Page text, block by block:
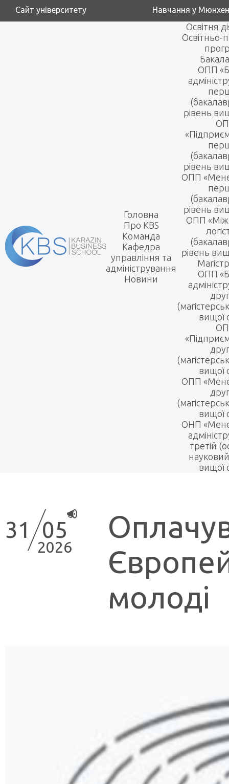
Сайт університету Навчання у
Головна
Про KBS
Команда
Кафедра
управління та
адміністрування
Новини
Освітня
Освітньо-
ОПП
рівень
рівень
ОПП
рівень
ОПП
рівень
ОПП
вищої
вищої
ОПП
вищої
ОНП
третій
вищої
31 05
2026
молоді